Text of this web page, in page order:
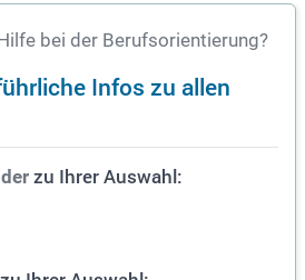
bei der Berufsorientierung?
Infos zu allen
zu Ihrer Auswahl: